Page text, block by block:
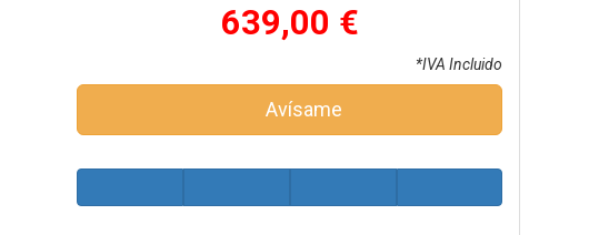
639,00 €
*IVA Incluido
Avísame